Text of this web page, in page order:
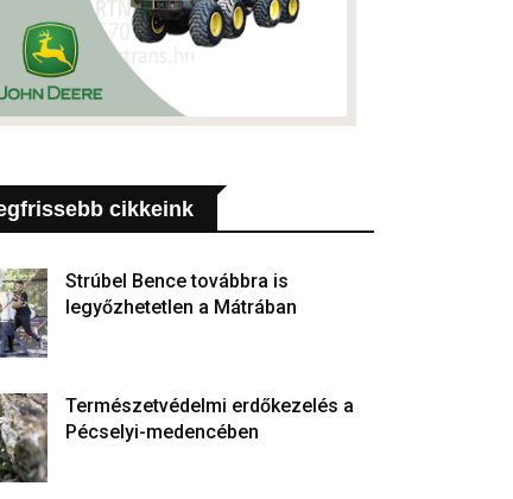
cikkeink
Strúbel Bence továbbra is
legyőzhetetlen a Mátrában
Természetvédelmi erdőkezelés a
Pécselyi-medencében